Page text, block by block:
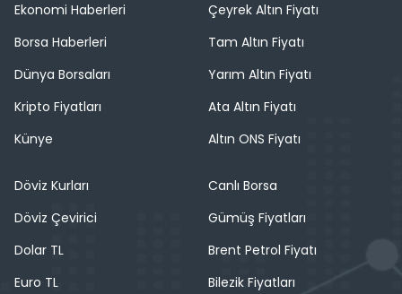
Ekonomi Haberleri
Borsa Haberleri
Dünya Borsaları
Kripto Fiyatları
Künye
Çeyrek Altın Fiyatı
Tam Altın Fiyatı
Yarım Altın Fiyatı
Ata Altın Fiyatı
Altın ONS Fiyatı
Döviz Kurları
Döviz Çevirici
Dolar TL
Euro TL
Canlı Borsa
Gümüş Fiyatları
Brent Petrol Fiyatı
Bilezik Fiyatları